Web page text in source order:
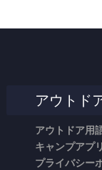
アウトド
アウトドア用
キャンプアプ
プライバシー